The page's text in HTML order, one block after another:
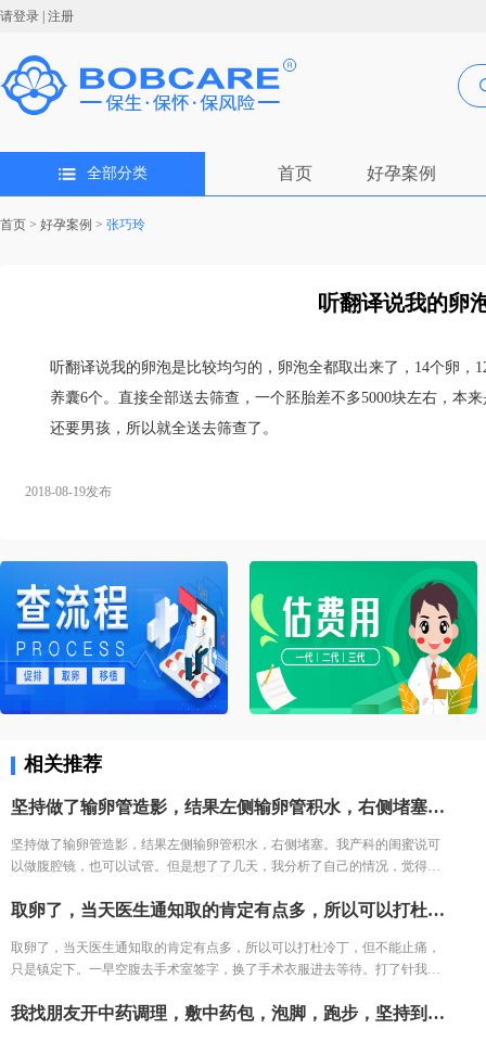
请登录 | 注册
全部分类 首页 好孕案例
首页 > 好孕案例 > 张巧玲
听翻译说我的卵
听翻译说我的卵泡是比较均匀的，卵泡全都取出来了，14个卵
养囊6个。直接全部送去筛查，一个胚胎差不多5000块左右，本
还要男孩，所以就全送去筛查了。
2018-08-19发布
相关推荐
坚持做了输卵管造影，结果左侧输卵管积水，右侧堵塞。我产科的闺蜜说可以做腹腔镜，也可以试管。但是想了了几天，我分析了自己的情况，觉得手术之后再尝试，万一没怀复发还是要去试管。再者也怕自己怀容易宫外孕，我家离三附院比较近，打算直接去三附院，试管了。
坚持做了输卵管造影，结果左侧输卵管积水，右侧堵塞。我产科的闺蜜说可
以做腹腔镜，也可以试管。但是想了了几天，我分析了自己的情况，觉得手
我家离三附院比较近，打算直接去三附院，试管了。
取卵了，当天医生通知取的肯定有点多，所以可以打杜冷丁，但不能止痛，只是镇定下。一早空腹去手术室签字，换了手术衣服进去等待。打了针我就躺床上等着，看着之前取卵的姐妹一个一个出来都哭了，我也怕的不行了。 结果出来了，取了22个，配对17个，结果冻胚5个囊胚1个。 取卵之后第三天，卵巢过度刺激征开始了，喝进去的水和食物根本排不出来。进去多出来少，可想而知多难受，短短几天，肚子如同怀孕几个月，全身鼓起来，吃不好睡不好。 由于积液严重，直接住院治疗，期间对几种治疗的药物全部过敏。每天只能挂葡萄糖，难受得想死。 最后听产科闺蜜建议，托人去医药公司买了人球白蛋白挂上，突然一晚跑了很多次厕所，第二天马上松快了许多。这关算是熬过去了。 补充下，造成卵巢过度刺激征的原因一个是因为年轻，卵巢敏感，受到大量药物刺激，激素水平失调，再者就是血液里的电解质缺失导致大量血液里的蛋白流失。
取卵了，当天医生通知取的肯定有点多，所以可以打杜冷丁，但不能止痛，
只是镇定下。一早空腹去手术室签字，换了手术衣服进去等待。打了针我就
结果出来了，取了22个，配对17个，结果冻胚5个囊胚1个。 取卵之后第三我找朋友开中药调理，敷中药包，泡脚，跑步，坚持到移植。 就这样我努力了近2个月，感觉自己的身体健康了许多，我觉得这也是试管一次就成的重要原因之一。 好不容易熬到了11月，B超医生一看内膜只有0.6cm，劝我取消移植，其实自己之前3次促排内膜都很好，这次内膜薄可能是因为周期长，内膜还没长起来，还有对补佳乐这个药根本不吸收，所以我还是坚持移植，医生说要平常心，但我看姐妹们的分享知道成功率可能只有1成不到了。 因为医生要求移植前三天每天塞2颗黄体酮，给移植做准备，我竟然忘了1次，又吓得不行，但是我想既然都到了现在，不想浪费这么多心血，再者调理了身体之后，我对自己有信心。 医生也就没说什么，直接签了风险书，等着隔天移植。 11月30号移植当天，我紧张半天，移植竟然一点感觉都没有。移植之后我直接回家了。